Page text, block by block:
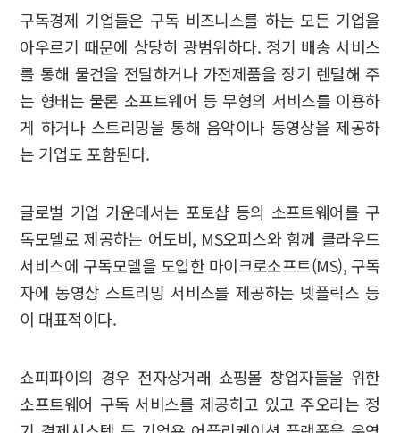
구독경제 기업들은 구독 비즈니스를 하는 모든 기업을
아우르기 때문에 상당히 광범위하다. 정기 배송 서비스
를 통해 물건을 전달하거나 가전제품을 장기 렌털해 주
는 형태는 물론 소프트웨어 등 무형의 서비스를 이용하
게 하거나 스트리밍을 통해 음악이나 동영상을 제공하
는 기업도 포함된다.
글로벌 기업 가운데서는 포토샵 등의 소프트웨어를 구
독모델로 제공하는 어도비, MS오피스와 함께 클라우드
서비스에 구독모델을 도입한 마이크로소프트(MS), 구독
자에 동영상 스트리밍 서비스를 제공하는 넷플릭스 등
이 대표적이다.
쇼피파이의 경우 전자상거래 쇼핑몰 창업자들을 위한
소프트웨어 구독 서비스를 제공하고 있고 주오라는 정